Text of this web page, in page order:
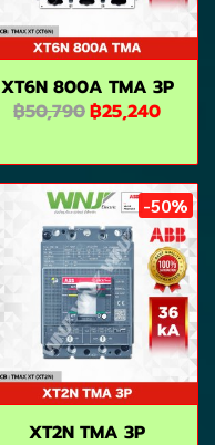
XT6N 800A TMA 3P
฿50,790฿25,240
-50%
XT2N TMA 3P